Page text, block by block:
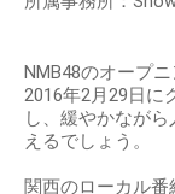
NMB48のオープ
2016年2月29日に
し、緩やかなが
えるでしょう。
関西のローカル